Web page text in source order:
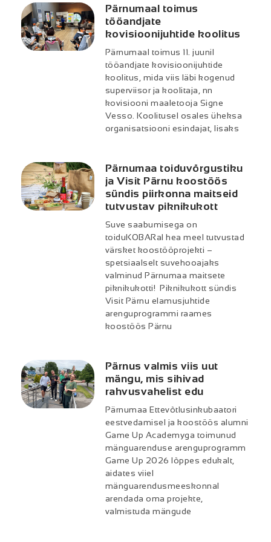
Pärnumaal toimus
tööandjate
kovisioonijuhtide koolitus
Pärnumaal toimus 11. juunil
tööandjate kovisioonijuhtide
koolitus, mida viis läbi kogenud
superviisor ja koolitaja, nn
kovisiooni maaletooja Signe
Vesso. Koolitusel osales üheksa
organisatsiooni esindajat, lisaks
Pärnumaa toiduvõrgustiku
ja Visit Pärnu koostöös
sündis piirkonna maitseid
tutvustav piknikukott
Suve saabumisega on
toiduKOBARal hea meel tutvustad
värsket koostööprojekti –
spetsiaalselt suvehooajaks
valminud Pärnumaa maitsete
piknikukotti! Piknikukott sündis
Visit Pärnu elamusjuhtide
arenguprogrammi raames
koostöös Pärnu
Pärnus valmis viis uut
mängu, mis sihivad
rahvusvahelist edu
Pärnumaa Ettevõtlusinkubaatori
eestvedamisel ja koostöös alumni
Game Up Academyga toimunud
mänguarenduse arenguprogramm
Game Up 2026 lõppes edukalt,
aidates viiel
mänguarendusmeeskonnal
arendada oma projekte,
valmistuda mängude